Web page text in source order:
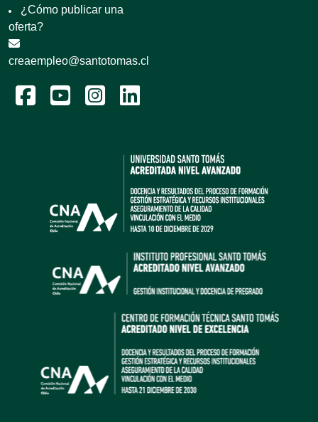
¿Cómo publicar una
oferta?
creaempleo@santotomas.cl